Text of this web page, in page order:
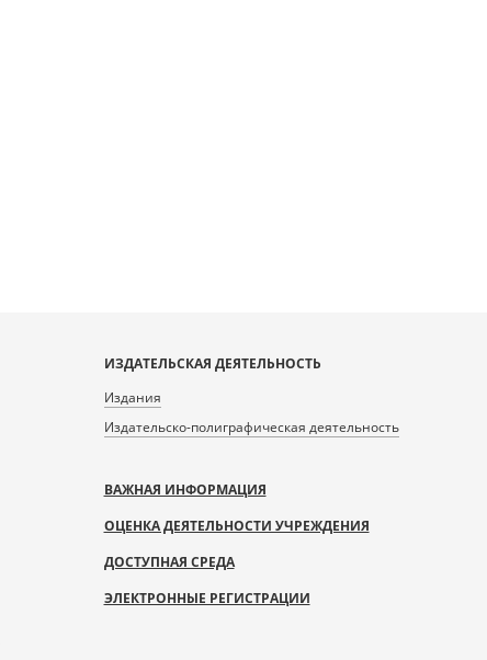
ИЗДАТЕЛЬСКАЯ ДЕЯТЕЛЬНОСТЬ
Издания
Издательско-полиграфическая деятельность
ВАЖНАЯ ИНФОРМАЦИЯ
ОЦЕНКА ДЕЯТЕЛЬНОСТИ УЧРЕЖДЕНИЯ
ДОСТУПНАЯ СРЕДА
ЭЛЕКТРОННЫЕ РЕГИСТРАЦИИ